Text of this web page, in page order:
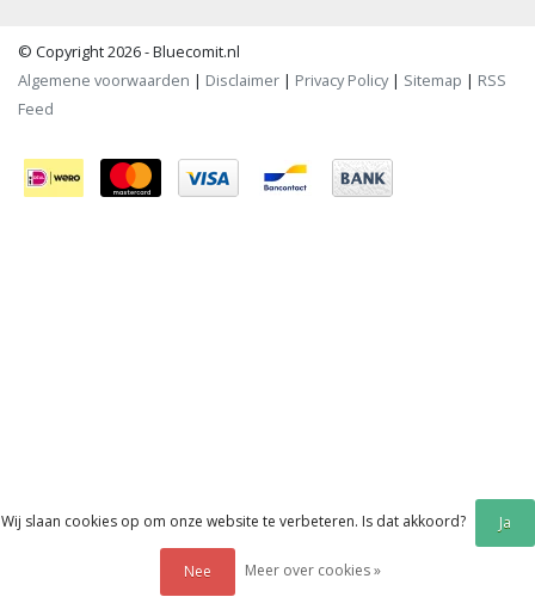
© Copyright 2026 - Bluecomit.nl
Algemene voorwaarden | Disclaimer | Privacy Policy| Sitemap | RSS
Feed
Wij slaan cookies op om onze website te verbeteren. Is dat akkoord? Ja
Nee Meer over cookies »